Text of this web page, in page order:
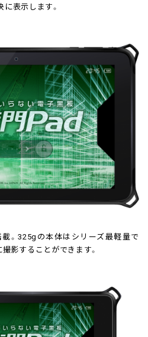
表示します。
。325gの本体はシリーズ最軽量で
影することができます。